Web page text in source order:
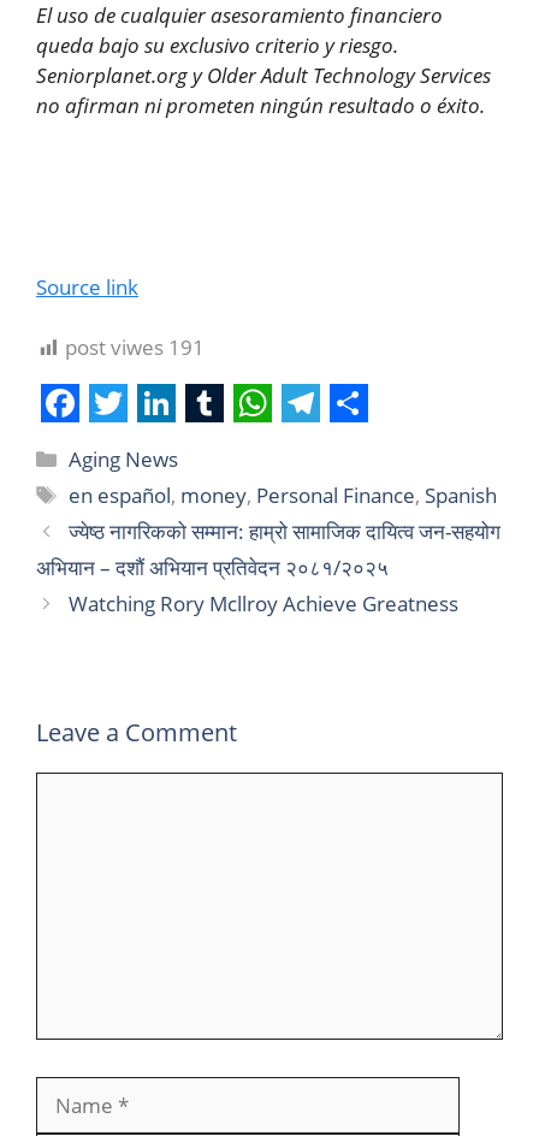
El uso de cualquier asesoramiento financiero
queda bajo su exclusivo criterio y riesgo.
Seniorplanet.org y Older Adult Technology Services
no afirman ni prometen ningún resultado o éxito.
Source link
post viwes 191
F
a
c
e
b
T
w
i
t
t
L
i
n
k
e
d
T
u
m
b
l
r
W
h
a
t
s
T
e
l
e
g
S
h
a
r
e
Aging News
en español, money, Personal Finance, Spanish
ज्येष्ठ नागरिकको सम्मान: हाम्रो सामाजिक दायित्व जन-सहयोग
अभियान – दशौं अभियान प्रतिवेदन २०८१/२०२५
Watching Rory Mcllroy Achieve Greatness
Leave a Comment